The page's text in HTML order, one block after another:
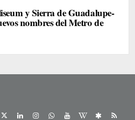
y Sierra de Guadalupe-
nombres del Metro de